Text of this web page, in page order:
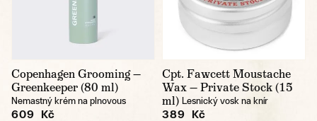
Copenhagen Grooming —
Greenkeeper (80 ml)
Nemastný krém na plnovous
609 Kč
Cpt. Fawcett Moustache
Wax — Private Stock (15
ml) Lesnický vosk na knír
389 Kč